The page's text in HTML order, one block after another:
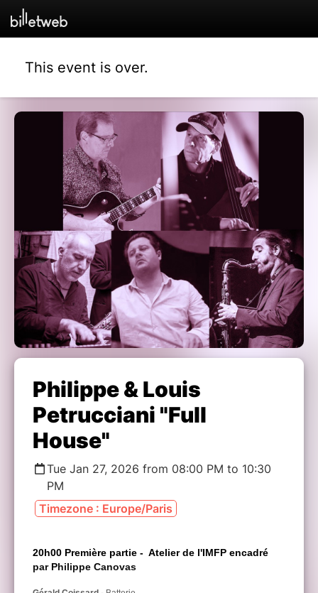
This event is over.
Philippe & Louis
Petrucciani "Full
House"
Tue Jan 27, 2026 from 08:00 PM to 10:30
PM
Timezone : Europe/Paris
20h00 Première partie - Atelier de l'IMFP encadré
par Philippe Canovas